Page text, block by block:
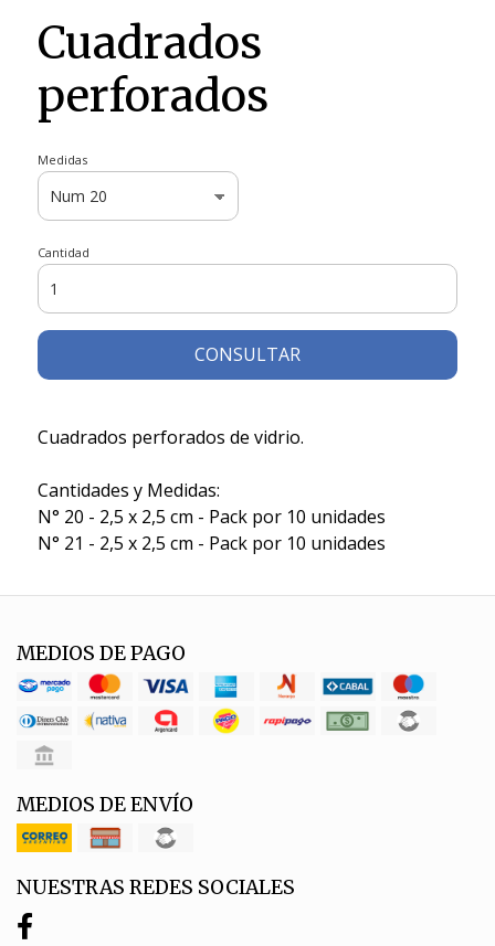
Cuadrados
perforados
Medidas
Cantidad
CONSULTAR
Cuadrados perforados de vidrio.
Cantidades y Medidas:
N° 20 - 2,5 x 2,5 cm - Pack por 10 unidades
N° 21 - 2,5 x 2,5 cm - Pack por 10 unidades
MEDIOS DE PAGO
MEDIOS DE ENVÍO
NUESTRAS REDES SOCIALES